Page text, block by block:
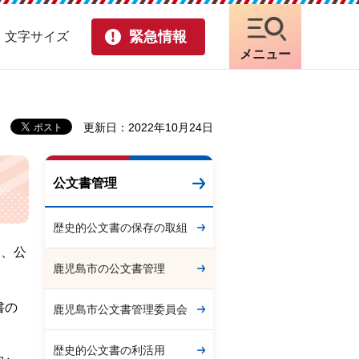
文字サイズ 緊急情報
メニュー
更新日：2022年10月24日
公
の
公文書管理
歴史的公文書の保存の取組
鹿児島市の公文書管理
鹿児島市公文書管理委員会
歴史的公文書の利活用